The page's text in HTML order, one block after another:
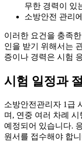
무한 경력이 있
소방안전 관리
이러한 요건을 충족
인을 받기 위해서는
증이나 경력은 시험
시험 일정과
소방안전관리자 1급
며, 연중 여러 차례 시
예정되어 있습니다.
원서를 접수해야 합